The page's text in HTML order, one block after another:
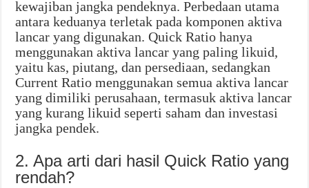
kewajiban jangka pendeknya. Perbedaan utama
antara keduanya terletak pada komponen aktiva
lancar yang digunakan. Quick Ratio hanya
menggunakan aktiva lancar yang paling likuid,
yaitu kas, piutang, dan persediaan, sedangkan
Current Ratio menggunakan semua aktiva lancar
yang dimiliki perusahaan, termasuk aktiva lancar
yang kurang likuid seperti saham dan investasi
jangka pendek.
2. Apa arti dari hasil Quick Ratio yang
rendah?